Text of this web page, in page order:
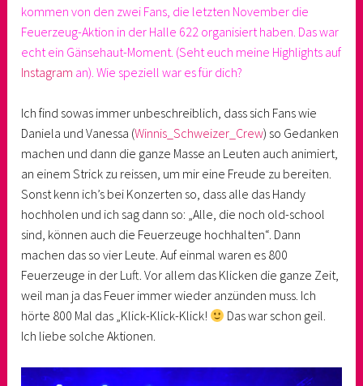
kommen von den zwei Fans, die letzten November die
Feuerzeug-Aktion in der Halle 622 organisiert haben. Das war
echt ein Gänsehaut-Moment. (Seht euch meine Highlights auf
Instagram an). Wie speziell war es für dich?
Ich find sowas immer unbeschreiblich, dass sich Fans wie
Daniela und Vanessa (Winnis_Schweizer_Crew) so Gedanken
machen und dann die ganze Masse an Leuten auch animiert,
an einem Strick zu reissen, um mir eine Freude zu bereiten.
Sonst kenn ich’s bei Konzerten so, dass alle das Handy
hochholen und ich sag dann so: „Alle, die noch old-school
sind, können auch die Feuerzeuge hochhalten“. Dann
machen das so vier Leute. Auf einmal waren es 800
Feuerzeuge in der Luft. Vor allem das Klicken die ganze Zeit,
weil man ja das Feuer immer wieder anzünden muss. Ich
hörte 800 Mal das „Klick-Klick-Klick!
Das war schon geil.
Ich liebe solche Aktionen.